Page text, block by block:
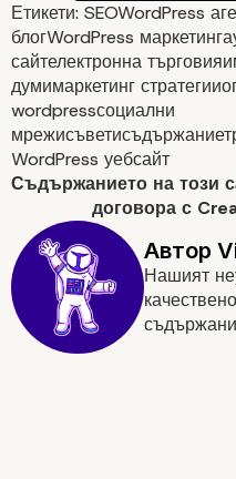
вашия
Етикети: SEOWordPress
блогWordPress маркетинг
сайтелектронна търговия
думимаркетинг стратегии
wordpressсоциални
мрежисъветисъдържание
WordPress уебсайт
Съдържанието на този
договора с
Нашият